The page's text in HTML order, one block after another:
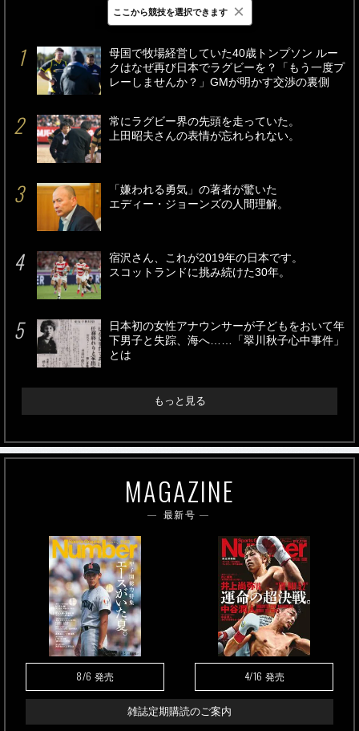
最新 24時間 週間
母国で牧場経営していた40歳トンプソン ルー
クはなぜ再び日本でラグビーを？「もう一度プ
レーしませんか？」GMが明かす交渉の裏側
常にラグビー界の先頭を走っていた。
上田昭夫さんの表情が忘れられない。
「嫌われる勇気」の著者が驚いた
エディー・ジョーンズの人間理解。
宿沢さん、これが2019年の日本です。
スコットランドに挑み続けた30年。
日本初の女性アナウンサーが子どもをおいて年
下男子と失踪、海へ……「翠川秋子心中事件」
とは
もっと見る
MAGAZINE
最新号
8/6 発売 4/16 発売
雑誌定期購読のご案内
ここから競技を選択できます ×